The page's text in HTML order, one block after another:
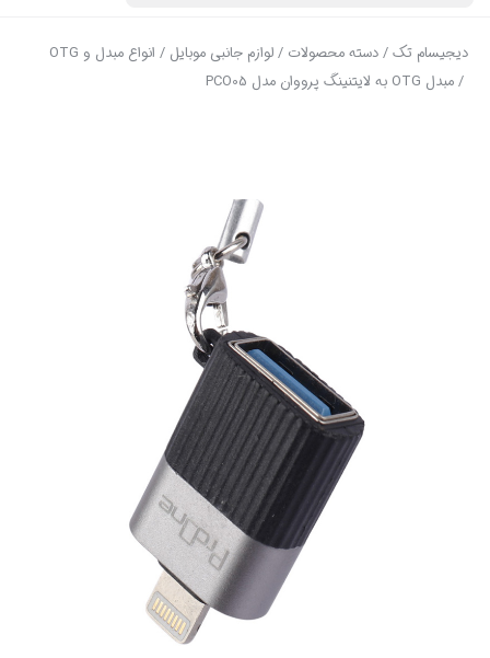
دیجیسام تک/دسته محصولات /لوازم جانبی موبایل / انواع مبدل و OTG
/ مبدل OTG به لایتنینگ پرووان مدل PCO05